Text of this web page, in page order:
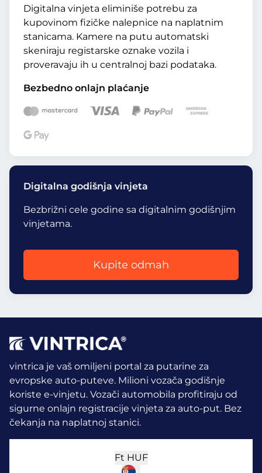
Digitalna vinjeta eliminiše potrebu za
kupovinom fizičke nalepnice na naplatnim
stanicama. Kamere na putu automatski
skeniraju registarske oznake vozila i
proveravaju ih u centralnoj bazi podataka.
Bezbedno onlajn plaćanje
Digitalna godišnja vinjeta
Bezbrižni cele godine sa digitalnim godišnjim
vinjetama.
Kupite odmah
vintrica je vaš omiljeni portal za putarine za
evropske auto-puteve. Milioni vozača godišnje
koriste e-vinjetu. Vozači automobila profitiraju od
sigurne onlajn registracije vinjeta za auto-put. Bez
čekanja na naplatnoj stanici.
Ft HUF